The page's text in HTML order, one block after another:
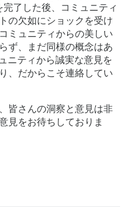
了した後、コミュニティ
の欠如にショックを受け
ミュニティからの美しい
ず、まだ同様の概念はあ
ニティから誠実な意見を
、だからこそ連絡してい
皆さんの洞察と意見は非
見をお待ちしておりま